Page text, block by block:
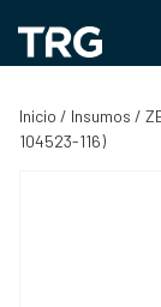
contenido
Inicio / Insumos /
104523-116)